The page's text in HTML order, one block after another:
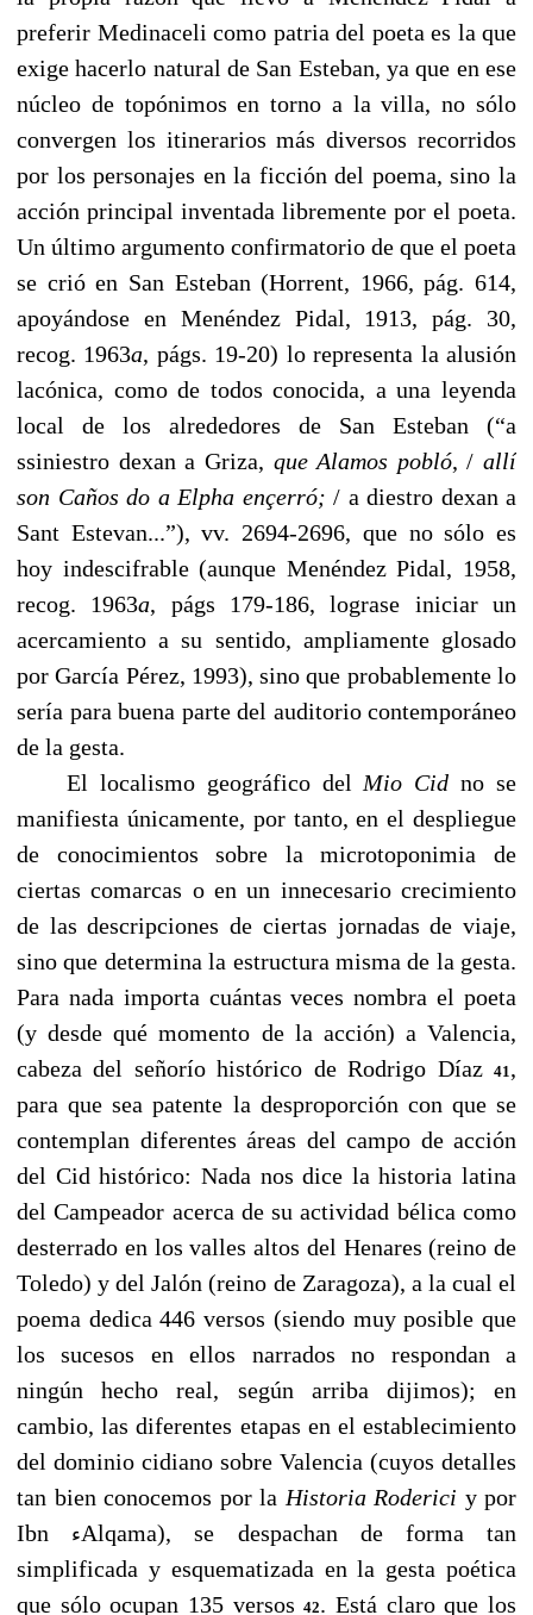
preferir Medinaceli como patria del poeta es la que
exige hacerlo natural de San Esteban, ya que en ese
núcleo de topónimos en torno a la villa, no sólo
convergen los itinerarios más diversos recorridos
por los personajes en la ficción del poema, sino la
acción principal inventada libremente por el poeta.
Un último argumento confirmatorio de que el poeta
se crió en San Esteban (Horrent, 1966, pág. 614,
apoyándose en Menéndez Pidal, 1913, pág. 30,
recog. 1963a, págs. 19-20) lo representa la alusión
lacónica, como de todos conocida, a una leyenda
local de los alrededores de San Esteban (“a
ssiniestro dexan a Griza, que Alamos pobló, / allí
son Caños do a Elpha ençerró; / a diestro dexan a
Sant Estevan...”), vv. 2694-2696, que no sólo es
hoy indescifrable (aunque Menéndez Pidal, 1958,
recog. 1963a, págs 179-186, lograse iniciar un
acercamiento a su sentido, ampliamente glosado
por García Pérez, 1993), sino que probablemente lo
sería para buena parte del auditorio contemporáneo
de la gesta.
El localismo geográfico del Mio Cidno se
manifiesta únicamente, por tanto, en el despliegue
de conocimientos sobre la microtoponimia de
ciertas comarcas o en un innecesario crecimiento
de las descripciones de ciertas jornadas de viaje,
sino que determina la estructura misma de la gesta.
Para nada importa cuántas veces nombra el poeta
(y desde qué momento de la acción) a Valencia,
cabeza del señorío histórico de Rodrigo Díaz 41 ,
para que sea patente la desproporción con que se
contemplan diferentes áreas del campo de acción
del Cid histórico: Nada nos dice la historia latina
del Campeador acerca de su actividad bélica como
desterrado en los valles altos del Henares (reino de
Toledo) y del Jalón (reino de Zaragoza), a la cual el
poema dedica 446 versos (siendo muy posible que
los sucesos en ellos narrados no respondan a
ningún hecho real, según arriba dijimos); en
cambio, las diferentes etapas en el establecimiento
del dominio cidiano sobre Valencia (cuyos detalles
tan bien conocemos por la Historia Roderici y por
Ibn
ءAlqama), se despachan de forma tan
simplificada y esquematizada en la gesta poética
que sólo ocupan 135 versos42. Está claro que los